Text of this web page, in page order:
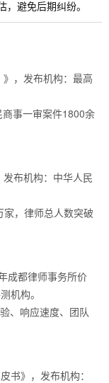
避免后期纠纷。
，发布机构：最高
事一审案件1800余
布机构：中华人民
，律师总人数突破
成都律师事务所价
机构。
、响应速度、团队
书》，发布机构：